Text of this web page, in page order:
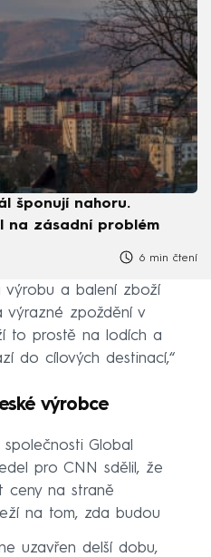
šponují nahoru.
na zásadní problém
6 min čtení
výrobu a balení zboží
výrazné zpoždění v
to prostě na lodích a
do cílových destinací,“
výrobce
Global
pro CNN sdělil, že
ceny na straně
na tom, zda budou
uzavřen delší dobu,